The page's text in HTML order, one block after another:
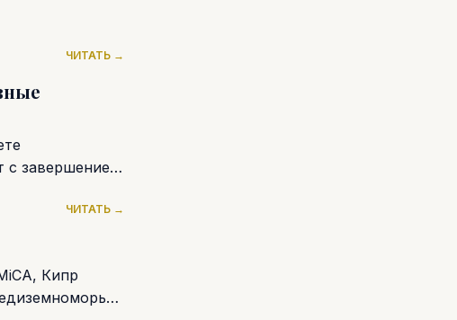
ЧИТАТЬ →
с завершением
ЧИТАТЬ →
Кипр